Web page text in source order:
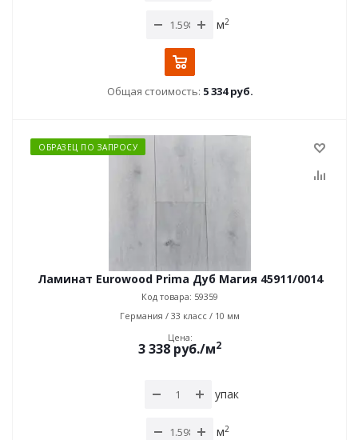
м2
Общая стоимость: 5 334 руб.
ОБРАЗЕЦ ПО ЗАПРОСУ
Ламинат Eurowood Prima Дуб Магия 45911/0014
Код товара: 59359
Германия / 33 класс / 10 мм
Цена:
3 338 руб./м2
упак
м2